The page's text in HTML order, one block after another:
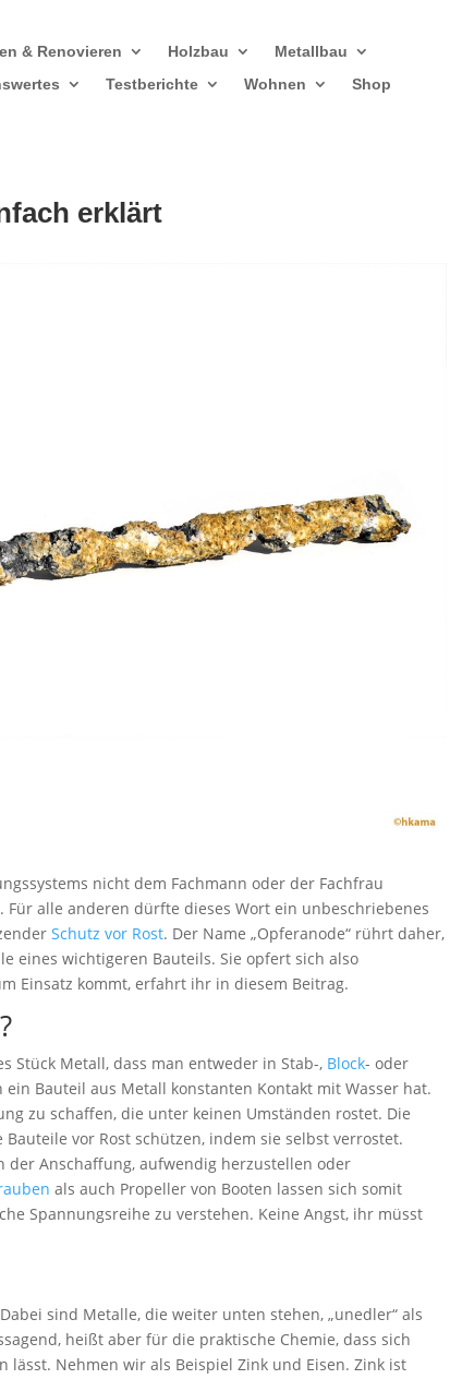
& Renovieren Holzbau
Metallbau
Testberichte Wohnen Shop
erklärt
nicht dem Fachmann oder der Fachfrau
alle anderen dürfte dieses Wort ein unbeschriebenes
Schutz vor Rost. Der Name „Opferanode“ rührt daher,
eines wichtigeren Bauteils. Sie opfert sich also
Einsatz kommt, erfahrt ihr in diesem Beitrag.
Stück Metall, dass man entweder in Stab-, Block- oder
Bauteil aus Metall konstanten Kontakt mit Wasser hat.
zu schaffen, die unter keinen Umständen rostet. Die
vor Rost schützen, indem sie selbst verrostet.
Anschaffung, aufwendig herzustellen oder
als auch Propeller von Booten lassen sich somit
Spannungsreihe zu verstehen. Keine Angst, ihr müsst
sind Metalle, die weiter unten stehen, „unedler“ als
heißt aber für die praktische Chemie, dass sich
lässt. Nehmen wir als Beispiel Zink und Eisen. Zink ist